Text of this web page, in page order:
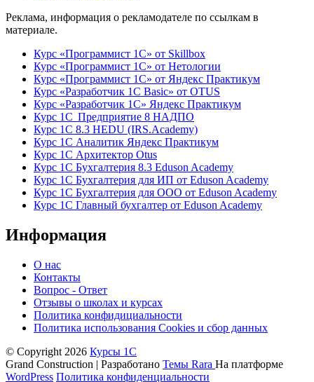
Реклама, информация о рекламодателе по ссылкам в
материале.
Курс «Программист 1С» от Skillbox
Курс «Программист 1С» от Нетологии
Курс «Программист 1С» от Яндекс Практикум
Курс «Разработчик 1С Basic» от OTUS
Курс «Разработчик 1С» Яндекс Практикум
Курс 1С Предприятие 8 НАДПО
Курс 1С 8.3 HEDU (IRS.Academy)
Курс 1С Аналитик Яндекс Практикум
Курс 1С Архитектор Otus
Курс 1С Бухгалтерия 8.3 Eduson Academy
Курс 1С Бухгалтерия для ИП от Eduson Academy
Курс 1С Бухгалтерия для ООО от Eduson Academy
Курс 1С Главный бухгалтер от Eduson Academy
Информация
О нас
Контакты
Вопрос - Ответ
Отзывы о школах и курсах
Политика конфидициальности
Политика использования Cookies и сбор данных
© Copyright 2026 Курсы 1С
Grand Construction | Разработано Темы Rara На платформе
WordPress Политика конфиденциальности